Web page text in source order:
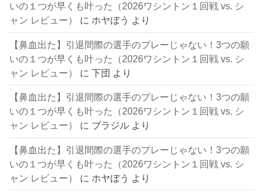
いの１つが早くも叶った（2026ワシントン１回戦 vs. シ
ャン レビュー）
に ホヤぼう より
【鼻血出た】引退間際の選手のプレーじゃない！3つの願
いの１つが早くも叶った（2026ワシントン１回戦 vs. シ
ャン レビュー）
に下団 より
【鼻血出た】引退間際の選手のプレーじゃない！3つの願
いの１つが早くも叶った（2026ワシントン１回戦 vs. シ
ャン レビュー）
に ブラジル より
【鼻血出た】引退間際の選手のプレーじゃない！3つの願
いの１つが早くも叶った（2026ワシントン１回戦 vs. シ
ャン レビュー）
に ホヤぼう より